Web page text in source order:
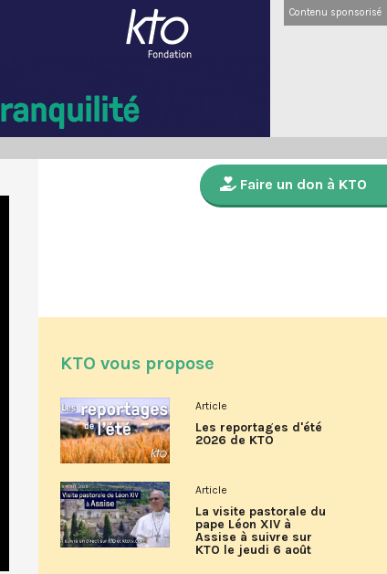
Contenu sponsorisé
Faire un don à KTO
KTO vous propose
Article
Les reportages d'été
2026 de KTO
Article
La visite pastorale du
pape Léon XIV à
Assise à suivre sur
KTO le jeudi 6 août